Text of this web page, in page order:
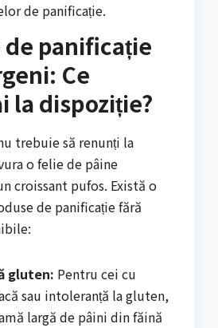
de panificație.
de panificație
Ce
la dispoziție?
trebuie să renunți la
o felie de pâine
croissant pufos. Există o
de panificație fără
gluten: Pentru cei cu
sau intoleranță la gluten,
largă de pâini din făină